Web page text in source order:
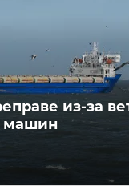
из-за
машин